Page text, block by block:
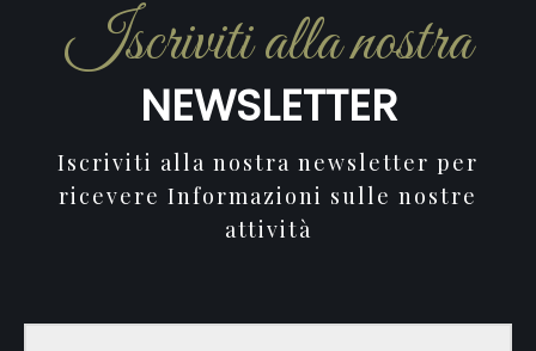
Iscriviti alla nostra
NEWSLETTER
Iscriviti alla nostra newsletter per
ricevere Informazioni sulle nostre
attività